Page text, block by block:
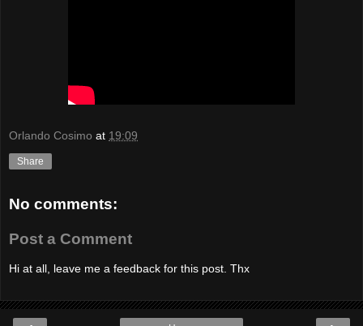
Orlando Cosimo at 19:09
Share
No comments:
Post a Comment
Hi at all, leave me a feedback for this post. Thx